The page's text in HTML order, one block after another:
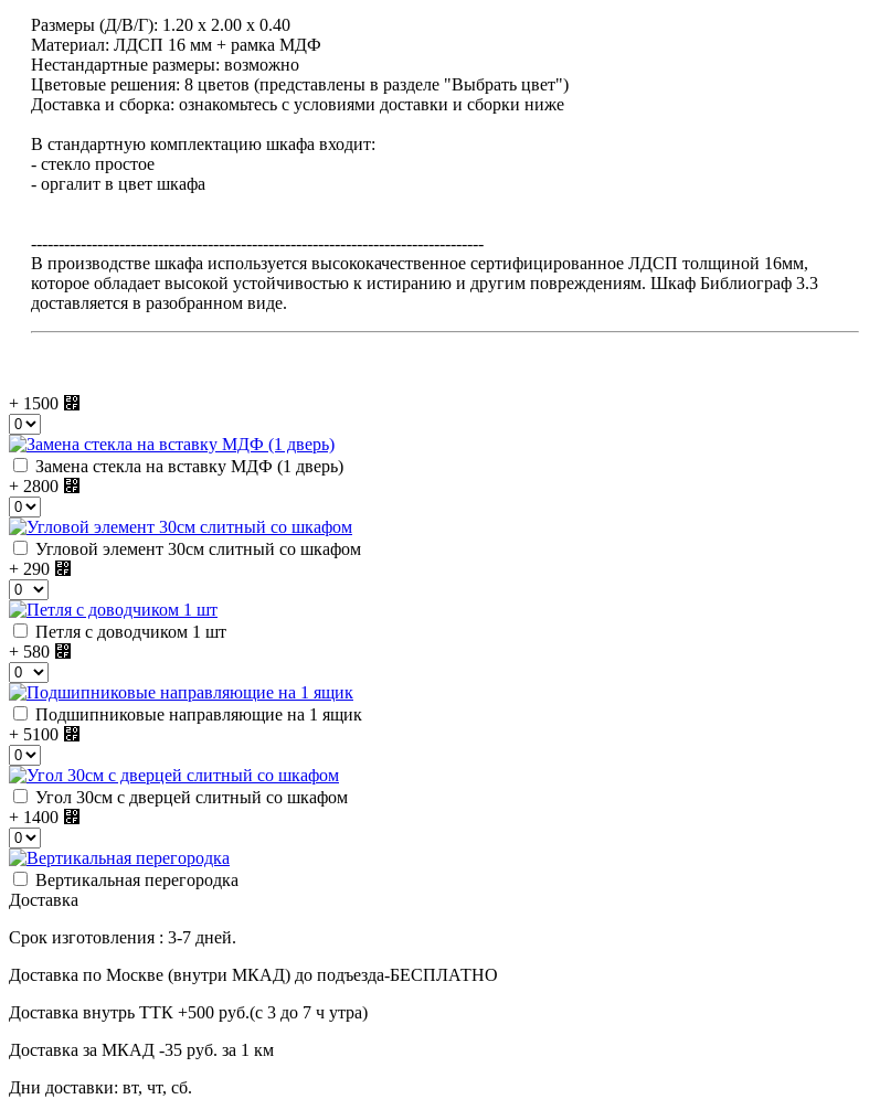
Размеры (Д/В/Г): 1.20 х 2.00 х 0.40
Материал: ЛДСП 16 мм + рамка МДФ
Нестандартные размеры: возможно
Цветовые решения: 8 цветов (представлены в разделе "Выбрать цвет")
Доставка и сборка: ознакомьтесь с условиями доставки и сборки ниже
В стандартную комплектацию шкафа входит:
- стекло простое
- оргалит в цвет шкафа
----------------------------------------------------------------------------------
В производстве шкафа используется высококачественное сертифицированное ЛДСП толщиной 16мм,
которое обладает высокой устойчивостью к истиранию и другим повреждениям. Шкаф Библиограф 3.3
доставляется в разобранном виде.
+ 1500 ⃏
Замена стекла на вставку МДФ (1 дверь)
+ 2800 ⃏
Угловой элемент 30см слитный со шкафом
+ 290 ⃏
Петля с доводчиком 1 шт
+ 580 ⃏
Подшипниковые направляющие на 1 ящик
+ 5100 ⃏
Угол 30см с дверцей слитный со шкафом
+ 1400 ⃏
Вертикальная перегородка
Доставка
Срок изготовления : 3-7 дней.
Доставка по Москве (внутри МКАД) до подъезда-БЕСПЛАТНО
Доставка внутрь ТТК +500 руб.(с 3 до 7 ч утра)
Доставка за МКАД -35 руб. за 1 км
Дни доставки: вт, чт, сб.